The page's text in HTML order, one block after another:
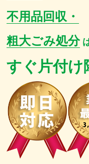
不用品回収・
粗大ごみ処分
すぐ片付け